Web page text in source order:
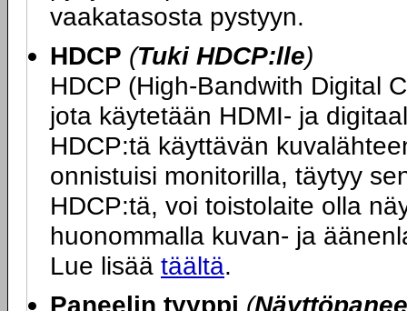
vaakatasosta pystyyn.
HDCP (Tuki HDCP:lle)
HDCP (High-Bandwith Digital
jota käytetään HDMI- ja
HDCP:tä käyttävän
onnistuisi monitorilla, täytyy
HDCP:tä, voi toistolaite olla
huonommalla kuvan- ja
Lue lisää täältä.
Paneelin tyyppi (